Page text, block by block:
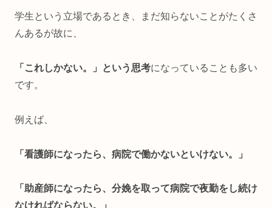
学生という立場であるとき、まだ知らないことがたくさ
んあるが故に、
「これしかない。」という思考になっていることも多い
です。
例えば、
「看護師になったら、病院で働かないといけない。」
「助産師になったら、分娩を取って病院で夜勤をし続け
なければならない。」